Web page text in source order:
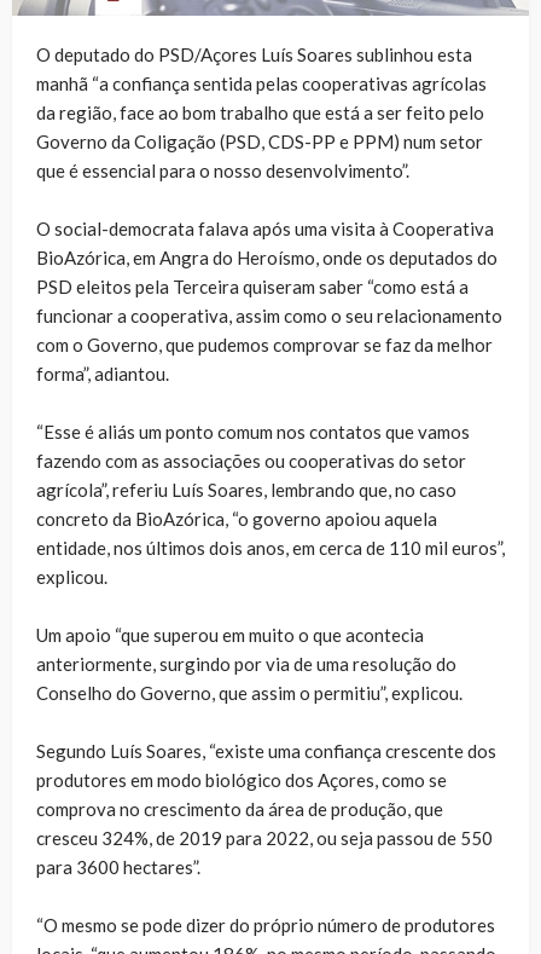
O deputado do PSD/Açores Luís Soares sublinhou esta
manhã “a confiança sentida pelas cooperativas agrícolas
da região, face ao bom trabalho que está a ser feito pelo
Governo da Coligação (PSD, CDS-PP e PPM) num setor
que é essencial para o nosso desenvolvimento”.
O social-democrata falava após uma visita à Cooperativa
BioAzórica, em Angra do Heroísmo, onde os deputados do
PSD eleitos pela Terceira quiseram saber “como está a
funcionar a cooperativa, assim como o seu relacionamento
com o Governo, que pudemos comprovar se faz da melhor
forma”, adiantou.
“Esse é aliás um ponto comum nos contatos que vamos
fazendo com as associações ou cooperativas do setor
agrícola”, referiu Luís Soares, lembrando que, no caso
concreto da BioAzórica, “o governo apoiou aquela
entidade, nos últimos dois anos, em cerca de 110 mil euros”,
explicou.
Um apoio “que superou em muito o que acontecia
anteriormente, surgindo por via de uma resolução do
Conselho do Governo, que assim o permitiu”, explicou.
Segundo Luís Soares, “existe uma confiança crescente dos
produtores em modo biológico dos Açores, como se
comprova no crescimento da área de produção, que
cresceu 324%, de 2019 para 2022, ou seja passou de 550
para 3600 hectares”.
“O mesmo se pode dizer do próprio número de produtores